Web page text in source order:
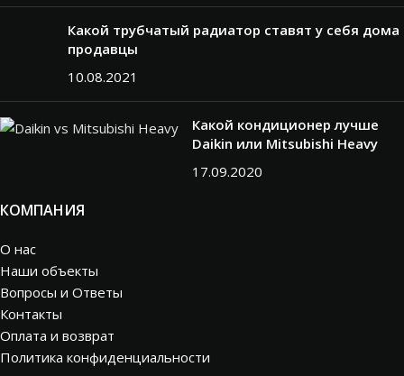
Какой трубчатый радиатор ставят у себя дома
продавцы
10.08.2021
Какой кондиционер лучше
Daikin или Mitsubishi Heavy
17.09.2020
КОМПАНИЯ
О нас
Наши объекты
Вопросы и Ответы
Контакты
Оплата и возврат
Политика конфиденциальности